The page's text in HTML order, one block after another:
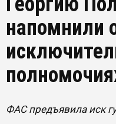
напомнили
ФАС предъявила иск